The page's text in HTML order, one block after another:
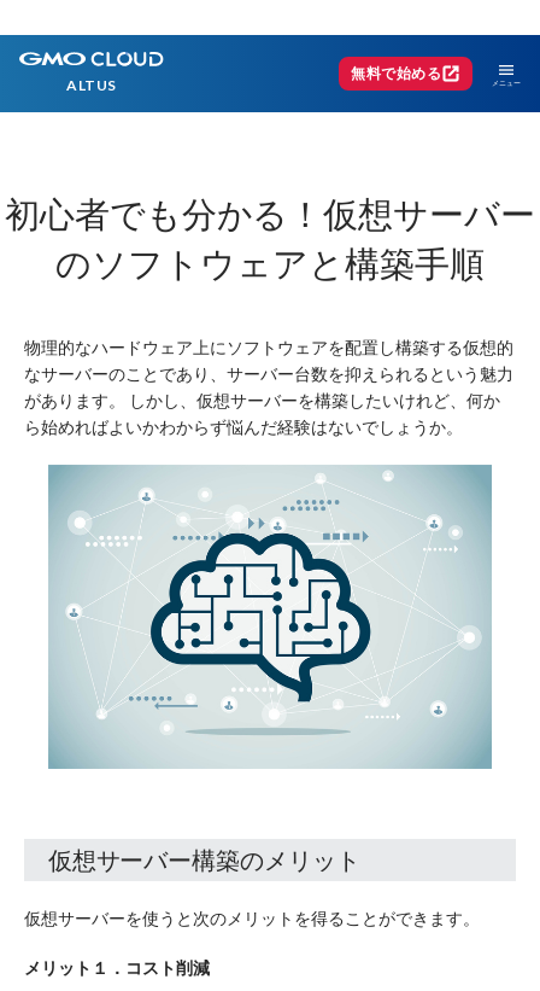
ALTUS
無料で始めるopen_in_new menu
初心者でも分かる！仮想サーバー
のソフトウェアと構築手順
物理的なハードウェア上にソフトウェアを配置し構築する仮想的
なサーバーのことであり、サーバー台数を抑えられるという魅力
があります。
しかし、仮想サーバーを構築したいけれど、何か
ら始めればよいかわからず悩んだ経験はないでしょうか。
仮想サーバー構築のメリット
仮想サーバーを使うと次のメリットを得ることができます。
メリット１．コスト削減